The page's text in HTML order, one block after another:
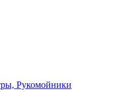
Рукомойники